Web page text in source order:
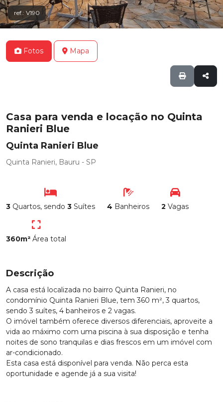
ref.: V190
Fotos Mapa
Casa para venda e locação no Quinta
Ranieri Blue
Quinta Ranieri Blue
Quinta Ranieri, Bauru - SP
3 Quartos, sendo 3 Suítes 4 Banheiros 2 Vagas
360m² Área total
Descrição
A casa está localizada no bairro Quinta Ranieri, no
condomínio Quinta Ranieri Blue, tem 360 m², 3 quartos,
sendo 3 suítes, 4 banheiros e 2 vagas.
O imóvel também oferece diversos diferenciais, aproveite a
vida ao máximo com uma piscina à sua disposição e tenha
noites de sono tranquilas e dias frescos em um imóvel com
ar-condicionado.
Esta casa está disponível para venda. Não perca esta
oportunidade e agende já a sua visita!